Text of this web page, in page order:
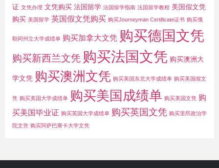
证 文凭办理 文凭购买 法国留学 法国留学指南 法国留学教程 美国假文凭
购买 美国留学 英国假文凭购买 购买Journeyman Certificate证书 购买俄
勒冈州立大学成绩单 购买加拿大文凭 购买德国文凭
购买新西兰文凭 购买法国文凭 购买澳洲大
学文凭 购买澳洲文凭 购买美国东北大学成绩单 购买美国假文
凭 购买美国大学成绩单 购买美国成绩单 购买美国文凭 购
买美国毕业证 购买英国大学成绩单 购买英国文凭 购买里昂政治学
院文凭 购买阿萨巴斯卡大学文凭